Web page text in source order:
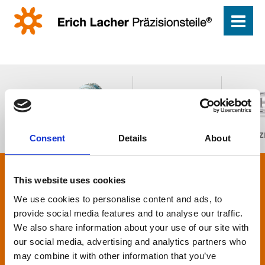
Consent Details About
This website uses cookies
We use cookies to personalise content and ads, to
provide social media features and to analyse our traffic.
We also share information about your use of our site with
our social media, advertising and analytics partners who
may combine it with other information that you’ve
DREHTEILE KURVE DREHTEILE CNC
DREHTEILE
EXAKT UND VIELSEITIG
Ein Maschinenpark mit mehr als 100 kurvengesteuerten
Drehmaschinen garantiert hohe Fertigungskapazitäten und
zuverlässige Lieferzeiten. Bei uns dreht sich alles um Ihre